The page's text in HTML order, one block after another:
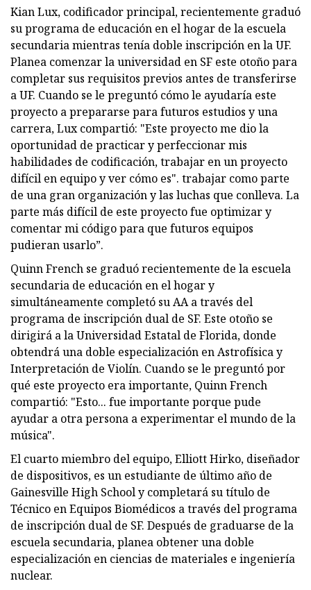
Kian Lux, codificador principal, recientemente graduó
su programa de educación en el hogar de la escuela
secundaria mientras tenía doble inscripción en la UF.
Planea comenzar la universidad en SF este otoño para
completar sus requisitos previos antes de transferirse
a UF. Cuando se le preguntó cómo le ayudaría este
proyecto a prepararse para futuros estudios y una
carrera, Lux compartió: "Este proyecto me dio la
oportunidad de practicar y perfeccionar mis
habilidades de codificación, trabajar en un proyecto
difícil en equipo y ver cómo es". trabajar como parte
de una gran organización y las luchas que conlleva. La
parte más difícil de este proyecto fue optimizar y
comentar mi código para que futuros equipos
pudieran usarlo”.
Quinn French se graduó recientemente de la escuela
secundaria de educación en el hogar y
simultáneamente completó su AA a través del
programa de inscripción dual de SF. Este otoño se
dirigirá a la Universidad Estatal de Florida, donde
obtendrá una doble especialización en Astrofísica y
Interpretación de Violín. Cuando se le preguntó por
qué este proyecto era importante, Quinn French
compartió: "Esto... fue importante porque pude
ayudar a otra persona a experimentar el mundo de la
música".
El cuarto miembro del equipo, Elliott Hirko, diseñador
de dispositivos, es un estudiante de último año de
Gainesville High School y completará su título de
Técnico en Equipos Biomédicos a través del programa
de inscripción dual de SF. Después de graduarse de la
escuela secundaria, planea obtener una doble
especialización en ciencias de materiales e ingeniería
nuclear.